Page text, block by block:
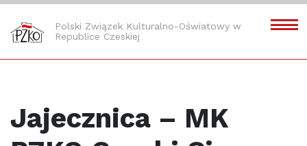
Polski Związek Kulturalno-Oświatowy w
Republice Czeskiej
Jajecznica – MK